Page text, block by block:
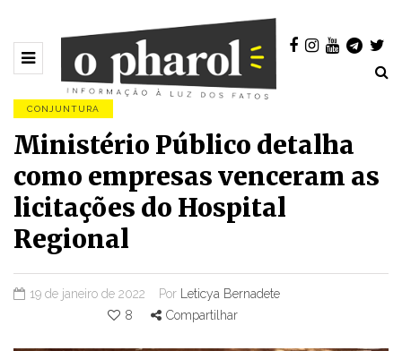
CONJUNTURA
Ministério Público detalha
como empresas venceram as
licitações do Hospital
Regional
19 de janeiro de 2022 Por Leticya Bernadete
8
Compartilhar